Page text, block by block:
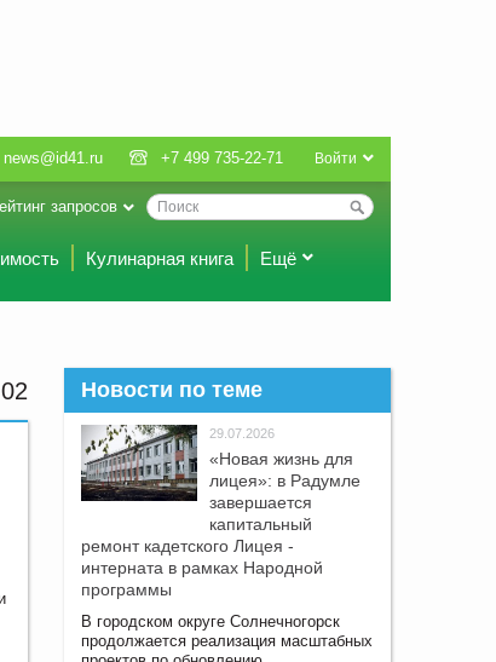
Войти
news@id41.ru +7 499 735-22-71
запросов
Кулинарная книга Ещё
Новости по теме
29.07.2026
«Новая жизнь для
лицея»: в Радумле
завершается
капитальный
ремонт кадетского Лицея -
интерната в рамках Народной
программы
В городском округе Солнечногорск
продолжается реализация масштабных